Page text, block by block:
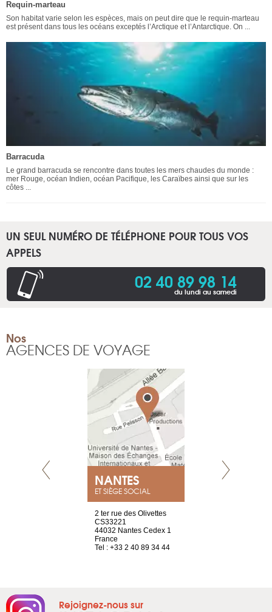
Requin-marteau
Son habitat varie selon les espèces, mais on peut dire que le requin-marteau
est présent dans tous les océans exceptés l’Arctique et l’Antarctique. On ...
Barracuda
Le grand barracuda se rencontre dans toutes les mers chaudes du monde :
mer Rouge, océan Indien, océan Pacifique, les Caraïbes ainsi que sur les
côtes ...
UN SEUL NUMÉRO DE TÉLÉPHONE POUR TOUS VOS
APPELS
02 40 89 98 14
du lundi au samedi
Nos
AGENCES DE VOYAGE
NANTES
ET SIÈGE SOCIAL
2 ter rue des Olivettes
CS33221
44032 Nantes Cedex 1
France
Tel : +33 2 40 89 34 44
Rejoignez-nous sur